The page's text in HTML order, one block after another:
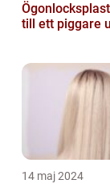
till ett piggare
14 maj 2024